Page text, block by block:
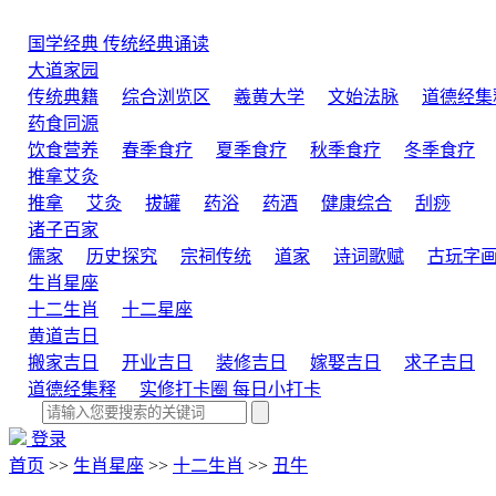
国学经典 传统经典诵读
大道家园
传统典籍
综合浏览区 羲黄大学 文始法脉
道德经集
药食同源
饮食营养
春季食疗 夏季食疗 秋季食疗 冬季食疗
推拿艾灸
推拿
艾灸 拔罐 药浴 药酒 健康综合
刮痧
诸子百家
儒家
历史探究 宗祠传统 道家 诗词歌赋 古玩字画
生肖星座
十二生肖
十二星座
黄道吉日
搬家吉日
开业吉日 装修吉日 嫁娶吉日
求子吉日
道德经集释
实修打卡圈 每日小打卡
登录
首页 >> 生肖星座 >> 十二生肖 >> 丑牛